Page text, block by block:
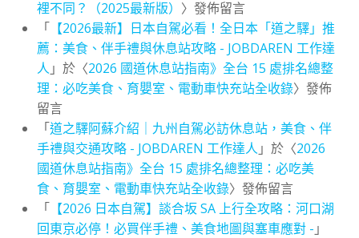
裡不同？（2025最新版） 〉發佈留言
「 【2026最新】日本自駕必看！全日本「道之驛」推
薦：美食、伴手禮與休息站攻略 - JOBDAREN 工作達
人 」於〈2026 國道休息站指南》全台 15 處排名總整
理：必吃美食、育嬰室、電動車快充站全收錄〉發佈
留言
「道之驛阿蘇介紹｜九州自駕必訪休息站，美食、伴
手禮與交通攻略 - JOBDAREN 工作達人 」於〈2026
國道休息站指南》全台 15 處排名總整理：必吃美
食、育嬰室、電動車快充站全收錄〉發佈留言
「 【2026 日本自駕】談合坂 SA 上行全攻略：河口湖
回東京必停！必買伴手禮、美食地圖與塞車應對 - 」